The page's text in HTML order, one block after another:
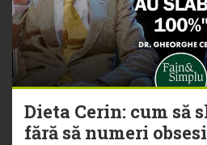
Dieta Cerin: cum să
fără să numeri